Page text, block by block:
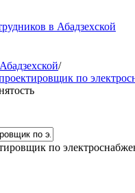
в Абадзехской
/
по
по